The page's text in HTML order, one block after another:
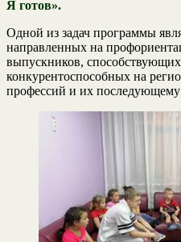
Я готов».
Одной из задач программы
направленных на
выпускников,
конкурентоспособных на
профессий и их последующему